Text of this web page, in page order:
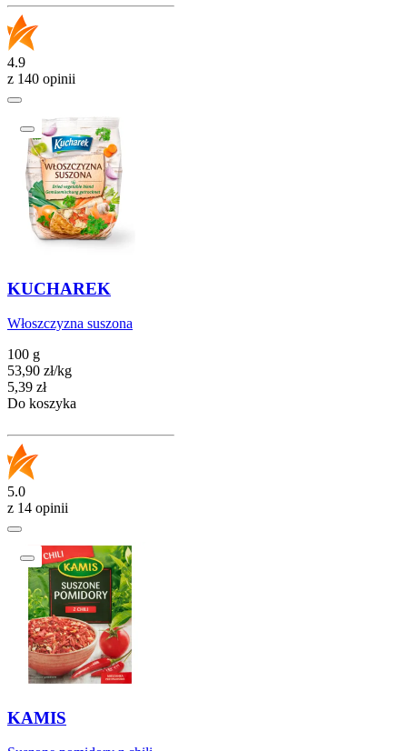
4.9
z 140 opinii
KUCHAREK
Włoszczyzna suszona
100 g
53,90 zł/kg
Cena
5,39 zł
Do koszyka
5.0
z 14 opinii
KAMIS